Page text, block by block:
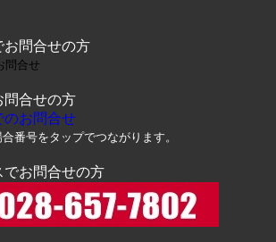
お問合せの方
問合せの方
番号をタップでつながります。
でお問合せの方